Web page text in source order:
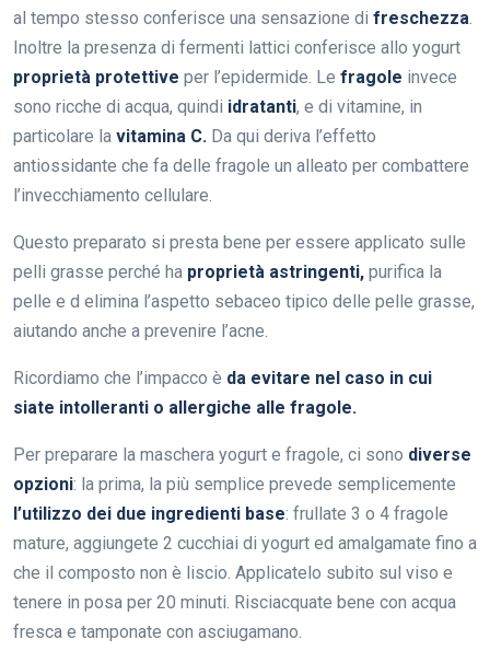
al tempo stesso conferisce una sensazione di freschezza
Inoltre la presenza di fermenti lattici conferisce allo yogurt
proprietà protettive per l’epidermide. Le fragole invece
sono ricche di acqua, quindi idratanti, e di vitamine, in
particolare la vitamina C. Da qui deriva l’effetto
antiossidante che fa delle fragole un alleato per combattere
l’invecchiamento cellulare.
Questo preparato si presta bene per essere applicato sulle
pelli grasse perché ha proprietà astringenti, purifica la
pelle e d elimina l’aspetto sebaceo tipico delle pelle grasse,
aiutando anche a prevenire l’acne.
Ricordiamo che l’impacco è da evitare nel caso in cui
siate intolleranti o allergiche alle fragole.
Per preparare la maschera yogurt e fragole, ci sono diverse
opzioni: la prima, la più semplice prevede semplicemente
l’utilizzo dei due ingredienti base: frullate 3 o 4 fragole
mature, aggiungete 2 cucchiai di yogurt ed amalgamate fino a
che il composto non è liscio. Applicatelo subito sul viso e
tenere in posa per 20 minuti. Risciacquate bene con acqua
fresca e tamponate con asciugamano.